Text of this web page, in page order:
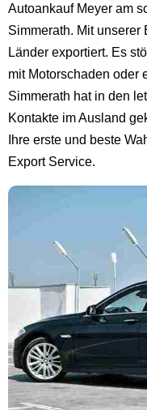
Autoankauf Meyer am
Simmerath. Mit unserer
Länder exportiert. Es
mit Motorschaden oder
Simmerath hat in den
Kontakte im Ausland
Ihre erste und beste
Export Service.